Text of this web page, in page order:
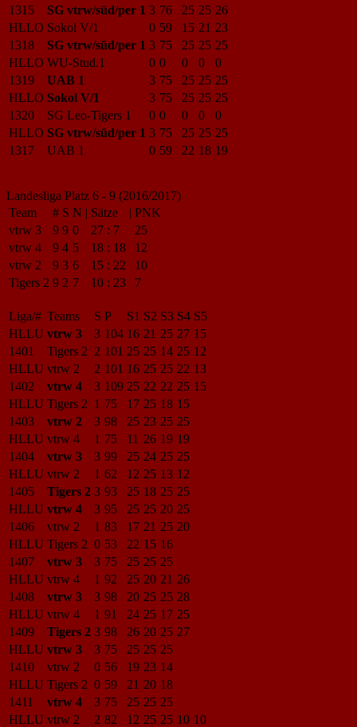
1315
SG vtrw/süd/per 1 3 76 25 25 26
HLLO Sokol V/1 0 59 15 21 23
1318
SG vtrw/süd/per 1 3 75 25 25 25
HLLO WU-Stud.1 0 0 0 0
0
1319
UAB 1 3 75 25 25 25
HLLO Sokol V/1 3 75 25 25 25
1320
SG Leo-Tigers 1 0 0 0 0
0
HLLO SG vtrw/süd/per 1 3 75 25 25 25
1317
UAB 1 0 59 22 18 19
Landesliga Platz 6 - 9 (2016/2017)
Team
# S N | Sätze | PNK
vtrw 3
9 9 0 27 : 7
25
vtrw 4
9 4 5 18 : 18
12
vtrw 2
9 3 6 15 : 22
10
Tigers 2 9 2 7 10 : 23 7
Liga/# Teams S P S1 S2 S3 S4 S5
HLLU vtrw 3 3 104 16 21 25 27 15
1401
Tigers 2 2 101 25 25 14 25 12
HLLU vtrw 2 2 101 16 25 25 22 13
1402
vtrw 4 3 109 25 22 22 25 15
HLLU Tigers 2 1 75 17 25 18 15
1403
vtrw 2 3 98 25 23 25 25
HLLU vtrw 4 1 75 11 26 19 19
1404
vtrw 3 3 99 25 24 25 25
HLLU vtrw 2 1 62 12 25 13 12
1405
Tigers 2 3 93 25 18 25 25
HLLU vtrw 4 3 95 25 25 20 25
1406
vtrw 2 1 83 17 21 25 20
HLLU Tigers 2 0 53 22 15 16
1407
vtrw 3 3 75 25 25 25
HLLU vtrw 4 1 92 25 20 21 26
1408
vtrw 3 3 98 20 25 25 28
HLLU vtrw 4 1 91 24 25 17 25
1409
Tigers 2 3 98 26 20 25 27
HLLU vtrw 3 3 75 25 25 25
1410
vtrw 2 0 56 19 23 14
HLLU Tigers 2 0 59 21 20 18
1411
vtrw 4 3 75 25 25 25
HLLU vtrw 2 2 82 12 25 25 10 10